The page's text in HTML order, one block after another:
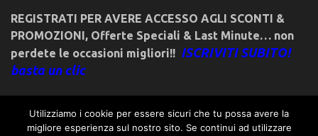
REGISTRATI PER AVERE ACCESSO AGLI SCONTI &
PROMOZIONI, Offerte Speciali & Last Minute… non
perdete le occasioni migliori!! ISCRIVITI SUBITO!
basta un clic
Utilizziamo i cookie per essere sicuri che tu possa avere la
migliore esperienza sul nostro sito. Se continui ad utilizzare